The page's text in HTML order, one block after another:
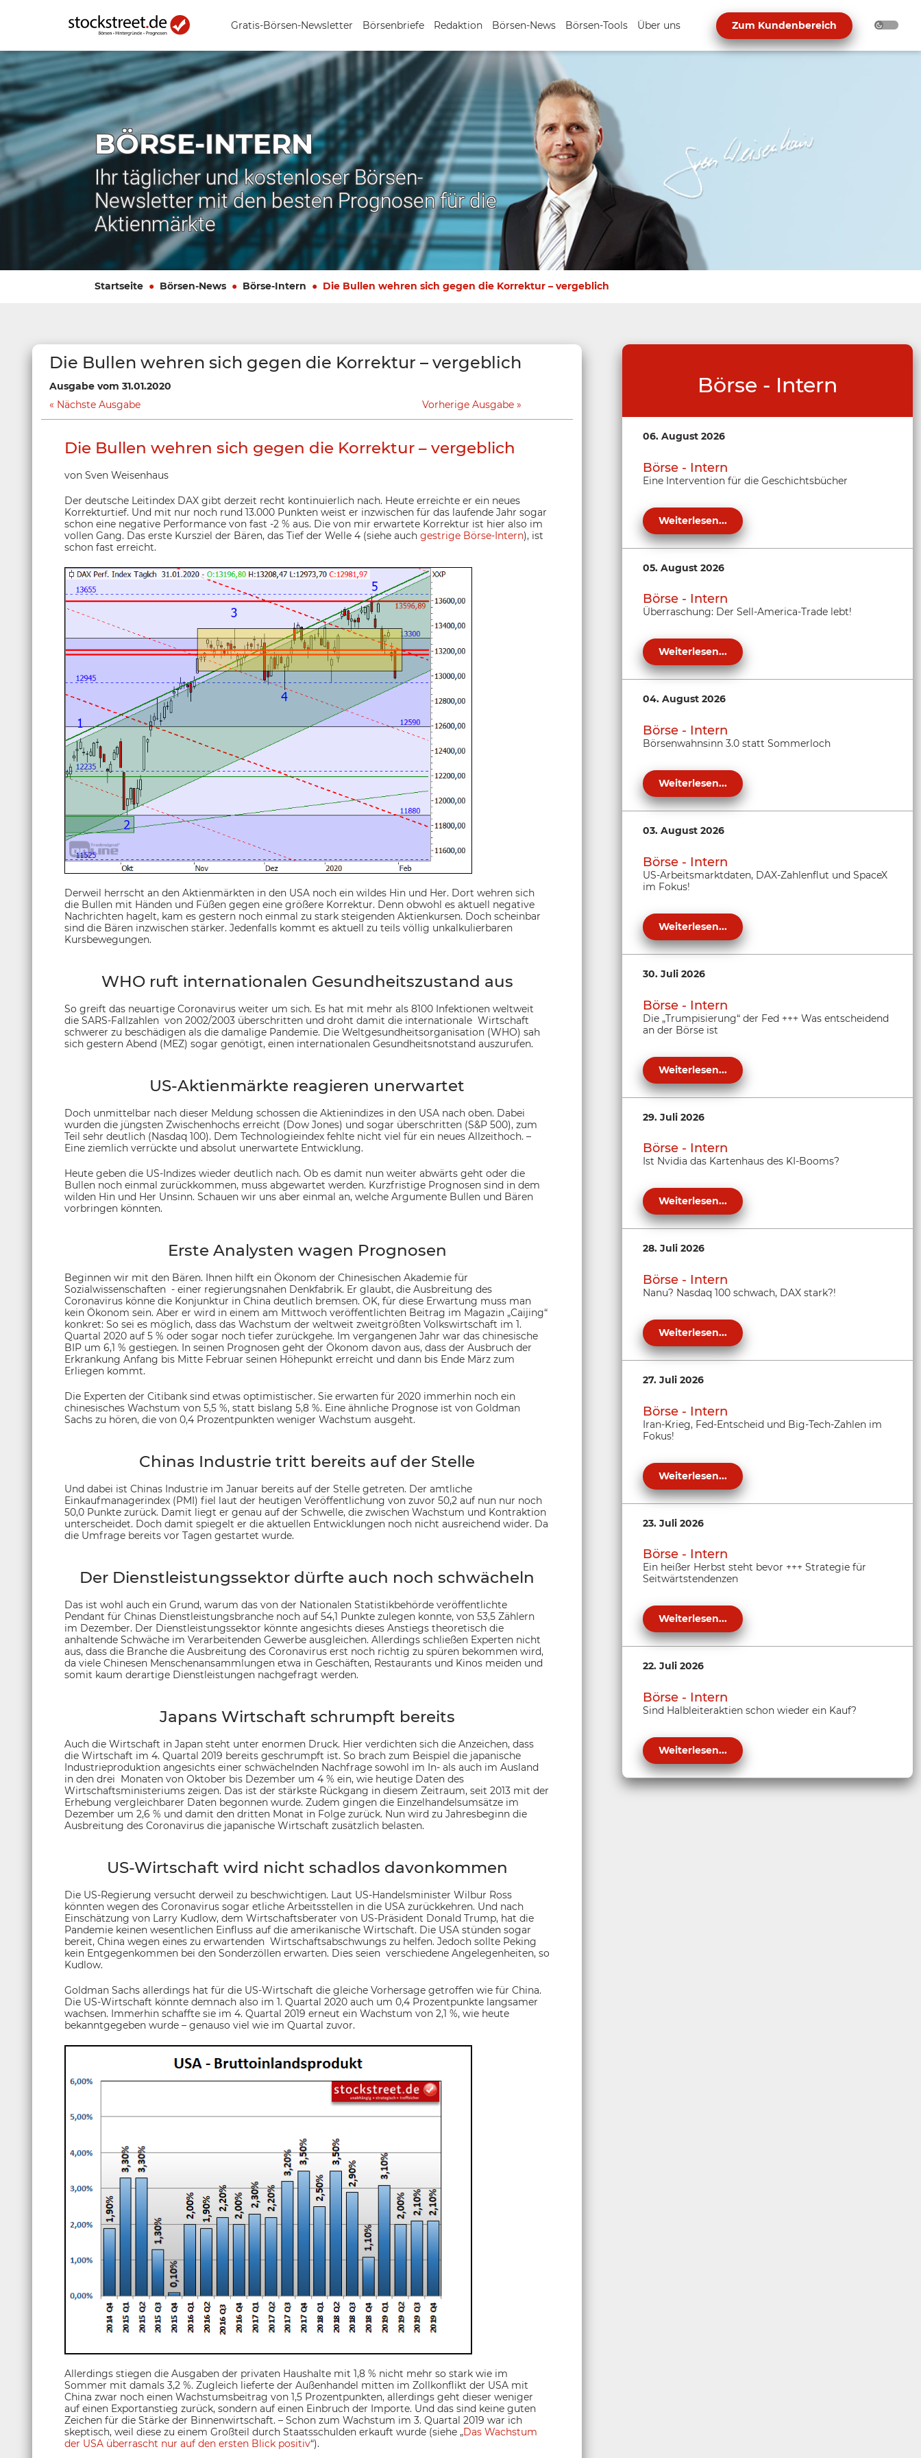
Gratis-Börsen-Newsletter Börsenbriefe Redaktion Börsen-News Börsen-Tools Über uns Zum Kundenbereich
BÖRSE-INTERN
Ihr täglicher und kostenloser Börsen-
Newsletter mit den besten Prognosen für die
Aktienmärkte
Startseite Börsen-News Börse-Intern Die Bullen wehren sich gegen die Korrektur – vergeblich
Die Bullen wehren sich gegen die Korrektur – vergeblich
Ausgabe vom 31.01.2020
Nächste Ausgabe
Vorherige Ausgabe
Die Bullen wehren sich gegen die Korrektur – vergeblich
von Sven Weisenhaus
Der deutsche Leitindex DAX gibt derzeit recht kontinuierlich nach. Heute erreichte er ein neues
Korrekturtief. Und mit nur noch rund 13.000 Punkten weist er inzwischen für das laufende Jahr sogar
schon eine negative Performance von fast -2 % aus. Die von mir erwartete Korrektur ist hier also im
vollen Gang. Das erste Kursziel der Bären, das Tief der Welle 4 (siehe auch gestrige Börse-Intern), ist
schon fast erreicht.
Derweil herrscht an den Aktienmärkten in den USA noch ein wildes Hin und Her. Dort wehren sich
die Bullen mit Händen und Füßen gegen eine größere Korrektur. Denn obwohl es aktuell negative
Nachrichten hagelt, kam es gestern noch einmal zu stark steigenden Aktienkursen. Doch scheinbar
sind die Bären inzwischen stärker. Jedenfalls kommt es aktuell zu teils völlig unkalkulierbaren
Kursbewegungen.
WHO ruft internationalen Gesundheitszustand aus
So greift das neuartige Coronavirus weiter um sich. Es hat mit mehr als 8100 Infektionen weltweit
die SARS-Fallzahlen von 2002/2003 überschritten und droht damit die internationale Wirtschaft
schwerer zu beschädigen als die damalige Pandemie. Die Weltgesundheitsorganisation (WHO) sah
sich gestern Abend (MEZ) sogar genötigt, einen internationalen Gesundheitsnotstand auszurufen.
US-Aktienmärkte reagieren unerwartet
Doch unmittelbar nach dieser Meldung schossen die Aktienindizes in den USA nach oben. Dabei
wurden die jüngsten Zwischenhochs erreicht (Dow Jones) und sogar überschritten (S&P 500), zum
Teil sehr deutlich (Nasdaq 100). Dem Technologieindex fehlte nicht viel für ein neues Allzeithoch. –
Eine ziemlich verrückte und absolut unerwartete Entwicklung.
Heute geben die US-Indizes wieder deutlich nach. Ob es damit nun weiter abwärts geht oder die
Bullen noch einmal zurückkommen, muss abgewartet werden. Kurzfristige Prognosen sind in dem
wilden Hin und Her Unsinn. Schauen wir uns aber einmal an, welche Argumente Bullen und Bären
vorbringen könnten.
Erste Analysten wagen Prognosen
Beginnen wir mit den Bären. Ihnen hilft ein Ökonom der Chinesischen Akademie für
Sozialwissenschaften - einer regierungsnahen Denkfabrik. Er glaubt, die Ausbreitung des
Coronavirus könne die Konjunktur in China deutlich bremsen. OK, für diese Erwartung muss man
kein Ökonom sein. Aber er wird in einem am Mittwoch veröffentlichten Beitrag im Magazin „Caijing“
konkret: So sei es möglich, dass das Wachstum der weltweit zweitgrößten Volkswirtschaft im 1.
Quartal 2020 auf 5 % oder sogar noch tiefer zurückgehe. Im vergangenen Jahr war das chinesische
BIP um 6,1 % gestiegen. In seinen Prognosen geht der Ökonom davon aus, dass der Ausbruch der
Erkrankung Anfang bis Mitte Februar seinen Höhepunkt erreicht und dann bis Ende März zum
Erliegen kommt.
Die Experten der Citibank sind etwas optimistischer. Sie erwarten für 2020 immerhin noch ein
chinesisches Wachstum von 5,5 %, statt bislang 5,8 %. Eine ähnliche Prognose ist von Goldman
Sachs zu hören, die von 0,4 Prozentpunkten weniger Wachstum ausgeht.
Chinas Industrie tritt bereits auf der Stelle
Und dabei ist Chinas Industrie im Januar bereits auf der Stelle getreten. Der amtliche
Einkaufmanagerindex (PMI) fiel laut der heutigen Veröffentlichung von zuvor 50,2 auf nun nur noch
50,0 Punkte zurück. Damit liegt er genau auf der Schwelle, die zwischen Wachstum und Kontraktion
unterscheidet. Doch damit spiegelt er die aktuellen Entwicklungen noch nicht ausreichend wider. Da
die Umfrage bereits vor Tagen gestartet wurde.
Der Dienstleistungssektor dürfte auch noch schwächeln
Das ist wohl auch ein Grund, warum das von der Nationalen Statistikbehörde veröffentlichte
Pendant für Chinas Dienstleistungsbranche noch auf 54,1 Punkte zulegen konnte, von 53,5 Zählern
im Dezember. Der Dienstleistungssektor könnte angesichts dieses Anstiegs theoretisch die
anhaltende Schwäche im Verarbeitenden Gewerbe ausgleichen. Allerdings schließen Experten nicht
aus, dass die Branche die Ausbreitung des Coronavirus erst noch richtig zu spüren bekommen wird,
da viele Chinesen Menschenansammlungen etwa in Geschäften, Restaurants und Kinos meiden und
somit kaum derartige Dienstleistungen nachgefragt werden.
Japans Wirtschaft schrumpft bereits
Auch die Wirtschaft in Japan steht unter enormen Druck. Hier verdichten sich die Anzeichen, dass
die Wirtschaft im 4. Quartal 2019 bereits geschrumpft ist. So brach zum Beispiel die japanische
Industrieproduktion angesichts einer schwächelnden Nachfrage sowohl im In- als auch im Ausland
in den drei Monaten von Oktober bis Dezember um 4 % ein, wie heutige Daten des
Wirtschaftsministeriums zeigen. Das ist der stärkste Rückgang in diesem Zeitraum, seit 2013 mit der
Erhebung vergleichbarer Daten begonnen wurde. Zudem gingen die Einzelhandelsumsätze im
Dezember um 2,6 % und damit den dritten Monat in Folge zurück. Nun wird zu Jahresbeginn die
Ausbreitung des Coronavirus die japanische Wirtschaft zusätzlich belasten.
US-Wirtschaft wird nicht schadlos davonkommen
Die US-Regierung versucht derweil zu beschwichtigen. Laut US-Handelsminister Wilbur Ross
könnten wegen des Coronavirus sogar etliche Arbeitsstellen in die USA zurückkehren. Und nach
Einschätzung von Larry Kudlow, dem Wirtschaftsberater von US-Präsident Donald Trump, hat die
Pandemie keinen wesentlichen Einfluss auf die amerikanische Wirtschaft. Die USA stünden sogar
bereit, China wegen eines zu erwartenden Wirtschaftsabschwungs zu helfen. Jedoch sollte Peking
kein Entgegenkommen bei den Sonderzöllen erwarten. Dies seien verschiedene Angelegenheiten, so
Kudlow.
Goldman Sachs allerdings hat für die US-Wirtschaft die gleiche Vorhersage getroffen wie für China.
Die US-Wirtschaft könnte demnach also im 1. Quartal 2020 auch um 0,4 Prozentpunkte langsamer
wachsen. Immerhin schaffte sie im 4. Quartal 2019 erneut ein Wachstum von 2,1 %, wie heute
bekanntgegeben wurde – genauso viel wie im Quartal zuvor.
Allerdings stiegen die Ausgaben der privaten Haushalte mit 1,8 % nicht mehr so stark wie im
Sommer mit damals 3,2 %. Zugleich lieferte der Außenhandel mitten im Zollkonflikt der USA mit
China zwar noch einen Wachstumsbeitrag von 1,5 Prozentpunkten, allerdings geht dieser weniger
auf einen Exportanstieg zurück, sondern auf einen Einbruch der Importe. Und das sind keine guten
Zeichen für die Stärke der Binnenwirtschaft. – Schon zum Wachstum im 3. Quartal 2019 war ich
skeptisch, weil diese zu einem Großteil durch Staatsschulden erkauft wurde (siehe „Das Wachstum
der USA überrascht nur auf den ersten Blick positiv“).
Börse - Intern
06. August 2026
Börse - Intern
Eine Intervention für die Geschichtsbücher
Weiterlesen...
05. August 2026
Börse - Intern
Überraschung: Der Sell-America-Trade lebt!
Weiterlesen...
04. August 2026
Börse - Intern
Börsenwahnsinn 3.0 statt Sommerloch
Weiterlesen...
03. August 2026
Börse - Intern
US-Arbeitsmarktdaten, DAX-Zahlenflut und SpaceX
im Fokus!
Weiterlesen...
30. Juli 2026
Börse - Intern
Die „Trumpisierung“ der Fed +++ Was entscheidend
an der Börse ist
Weiterlesen...
29. Juli 2026
Börse - Intern
Ist Nvidia das Kartenhaus des KI-Booms?
Weiterlesen...
28. Juli 2026
Börse - Intern
Nanu? Nasdaq 100 schwach, DAX stark?!
Weiterlesen...
27. Juli 2026
Börse - Intern
Iran-Krieg, Fed-Entscheid und Big-Tech-Zahlen im
Fokus!
Weiterlesen...
23. Juli 2026
Börse - Intern
Ein heißer Herbst steht bevor +++ Strategie für
Seitwärtstendenzen
Weiterlesen...
22. Juli 2026
Börse - Intern
Sind Halbleiteraktien schon wieder ein Kauf?
Weiterlesen...